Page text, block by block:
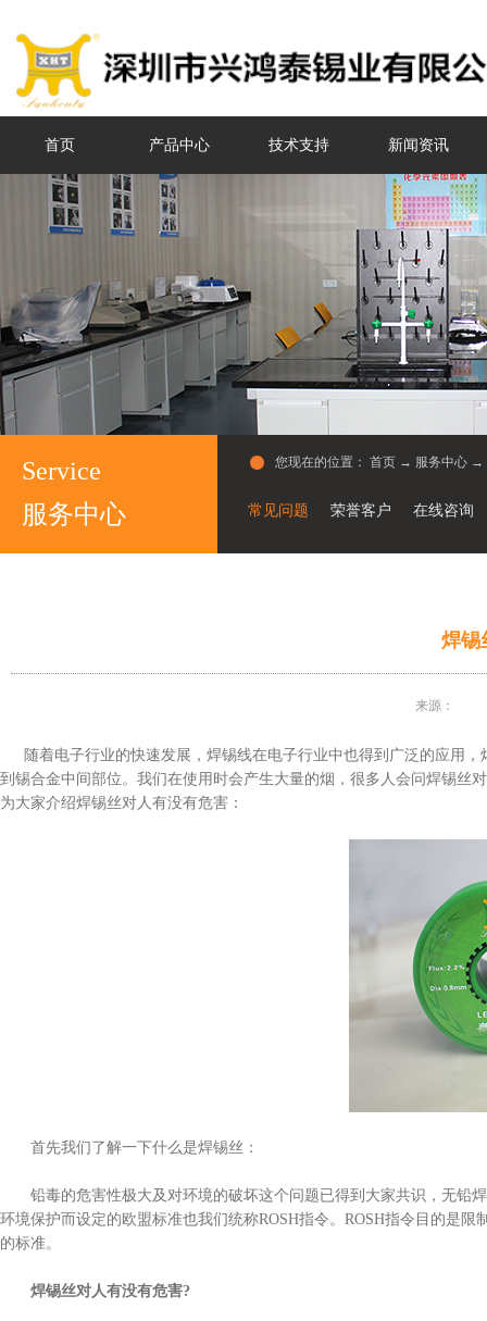
首页 产品中心 技术支持 新闻资讯
服务中心
Service
常见问题 荣誉客户 在线咨询
您现在的位置： 首页 → 服务中心 →
焊锡
来源：
随着电子行业的快速发展，焊锡线在电子行业中也得到广泛的应用
到锡合金中间部位。我们在使用时会产生大量的烟，很多人会问焊锡丝
为大家介绍焊锡丝对人有没有危害：
首先我们了解一下什么是焊锡丝：
铅毒的危害性极大及对环境的破坏这个问题已得到大家共识，无铅
环境保护而设定的欧盟标准也我们统称ROSH指令。ROSH指令目的是
的标准。
焊锡丝对人有没有危害?